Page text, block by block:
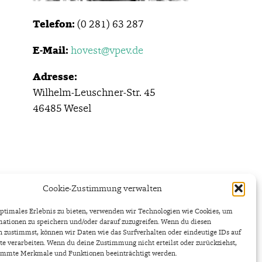
Cookie-Zustimmung verwalten
Erlebnis zu bieten, verwenden wir Technologien wie Cookies, um
zu speichern und/oder darauf zuzugreifen. Wenn du diesen
zustimmst, können wir Daten wie das Surfverhalten oder eindeutige IDs auf
verarbeiten. Wenn du deine Zustimmung nicht erteilst oder zurückziehst,
Merkmale und Funktionen beeinträchtigt werden.
Telefon: (0 281) 63 287
E-Mail: hovest@vpev.de
Adresse:
Wilhelm-Leuschner-Str. 45
46485 Wesel
DATENSCHUTZERKLÄRUNG COOKIE-RICHTLINIE (EU)